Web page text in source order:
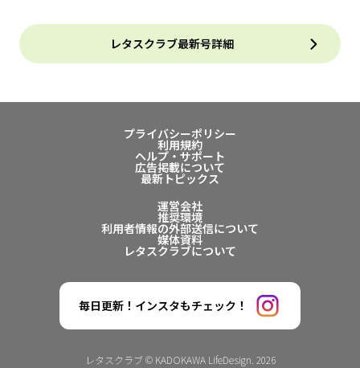
レタスクラブ最新号詳細
プライバシーポリシー
利用規約
ヘルプ・サポート
広告掲載について
最新トピックス
運営会社
推奨環境
利用者情報の外部送信について
媒体資料
レタスクラブについて
毎日更新！インスタもチェック！
レタスクラブ © KADOKAWA LifeDesign. 2026